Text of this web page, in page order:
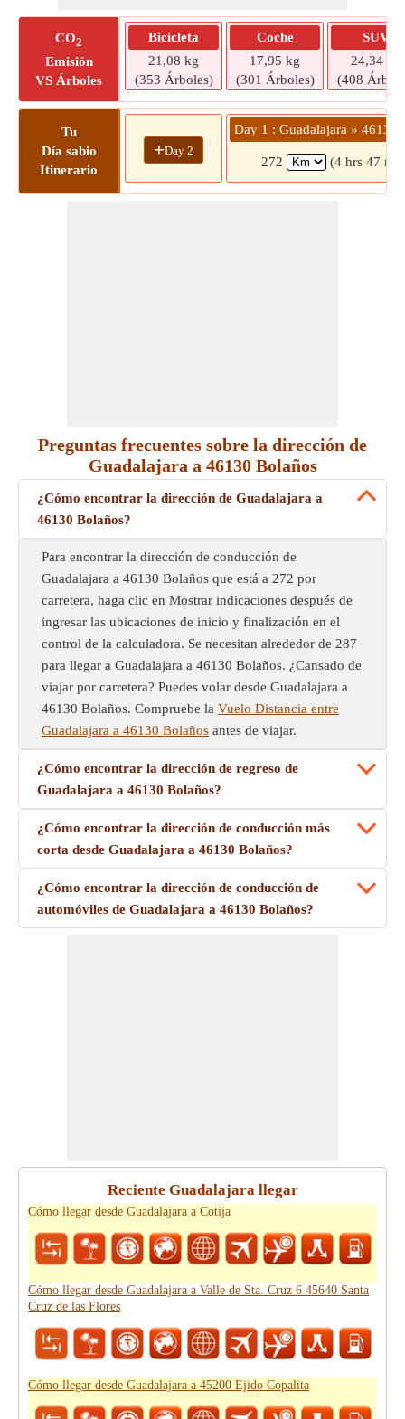
CO2
Emisión
VS Árboles
Bicicleta
21,08 kg
(353 Árboles)
Coche
17,95 kg
(301 Árboles)
SUV
24,34 kg
(408
Tu
Día sabio
Itinerario
+Day 2
Day 1 : Guadalajara » 46130
272 (4 hrs 47
Preguntas frecuentes sobre la dirección de
Guadalajara a 46130 Bolaños
¿Cómo encontrar la dirección de Guadalajara a
46130 Bolaños?
Para encontrar la dirección de conducción de
Guadalajara a 46130 Bolaños que está a 272 por
carretera, haga clic en Mostrar indicaciones después de
ingresar las ubicaciones de inicio y finalización en el
control de la calculadora. Se necesitan alrededor de 287
para llegar a Guadalajara a 46130 Bolaños. ¿Cansado de
viajar por carretera? Puedes volar desde Guadalajara a
46130 Bolaños. Compruebe la Vuelo Distancia entre
Guadalajara a 46130 Bolaños antes de viajar.
¿Cómo encontrar la dirección de regreso de
Guadalajara a 46130 Bolaños?
¿Cómo encontrar la dirección de conducción más
corta desde Guadalajara a 46130 Bolaños?
¿Cómo encontrar la dirección de conducción de
automóviles de Guadalajara a 46130 Bolaños?
Reciente Guadalajara llegar
Cómo llegar desde Guadalajara a Cotija
Cómo llegar desde Guadalajara a Valle de Sta. Cruz 6 45640 Santa
Cruz de las Flores
Cómo llegar desde Guadalajara a 45200 Ejido Copalita